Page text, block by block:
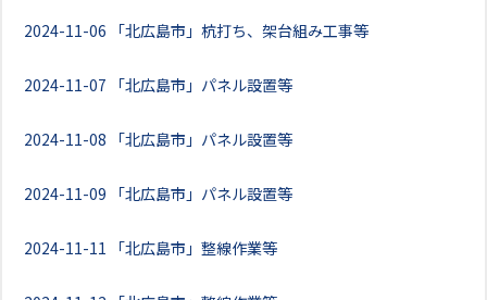
2024-11-06 「北広島市」杭打ち、架台組み工事等
2024-11-07 「北広島市」パネル設置等
2024-11-08 「北広島市」パネル設置等
2024-11-09 「北広島市」パネル設置等
2024-11-11 「北広島市」整線作業等